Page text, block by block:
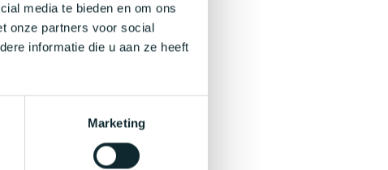
media te bieden en om ons
onze partners voor social
informatie die u aan ze heeft
Marketing